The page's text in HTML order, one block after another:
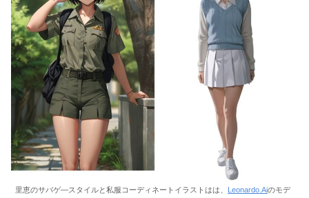
里恵のサバゲ―スタイルと私服コーディネートイラストはは、 Leonardo.Aiのモデ